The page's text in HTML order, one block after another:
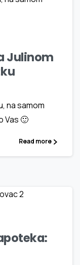
Julinom
na samom
Vas 🙂
Read more